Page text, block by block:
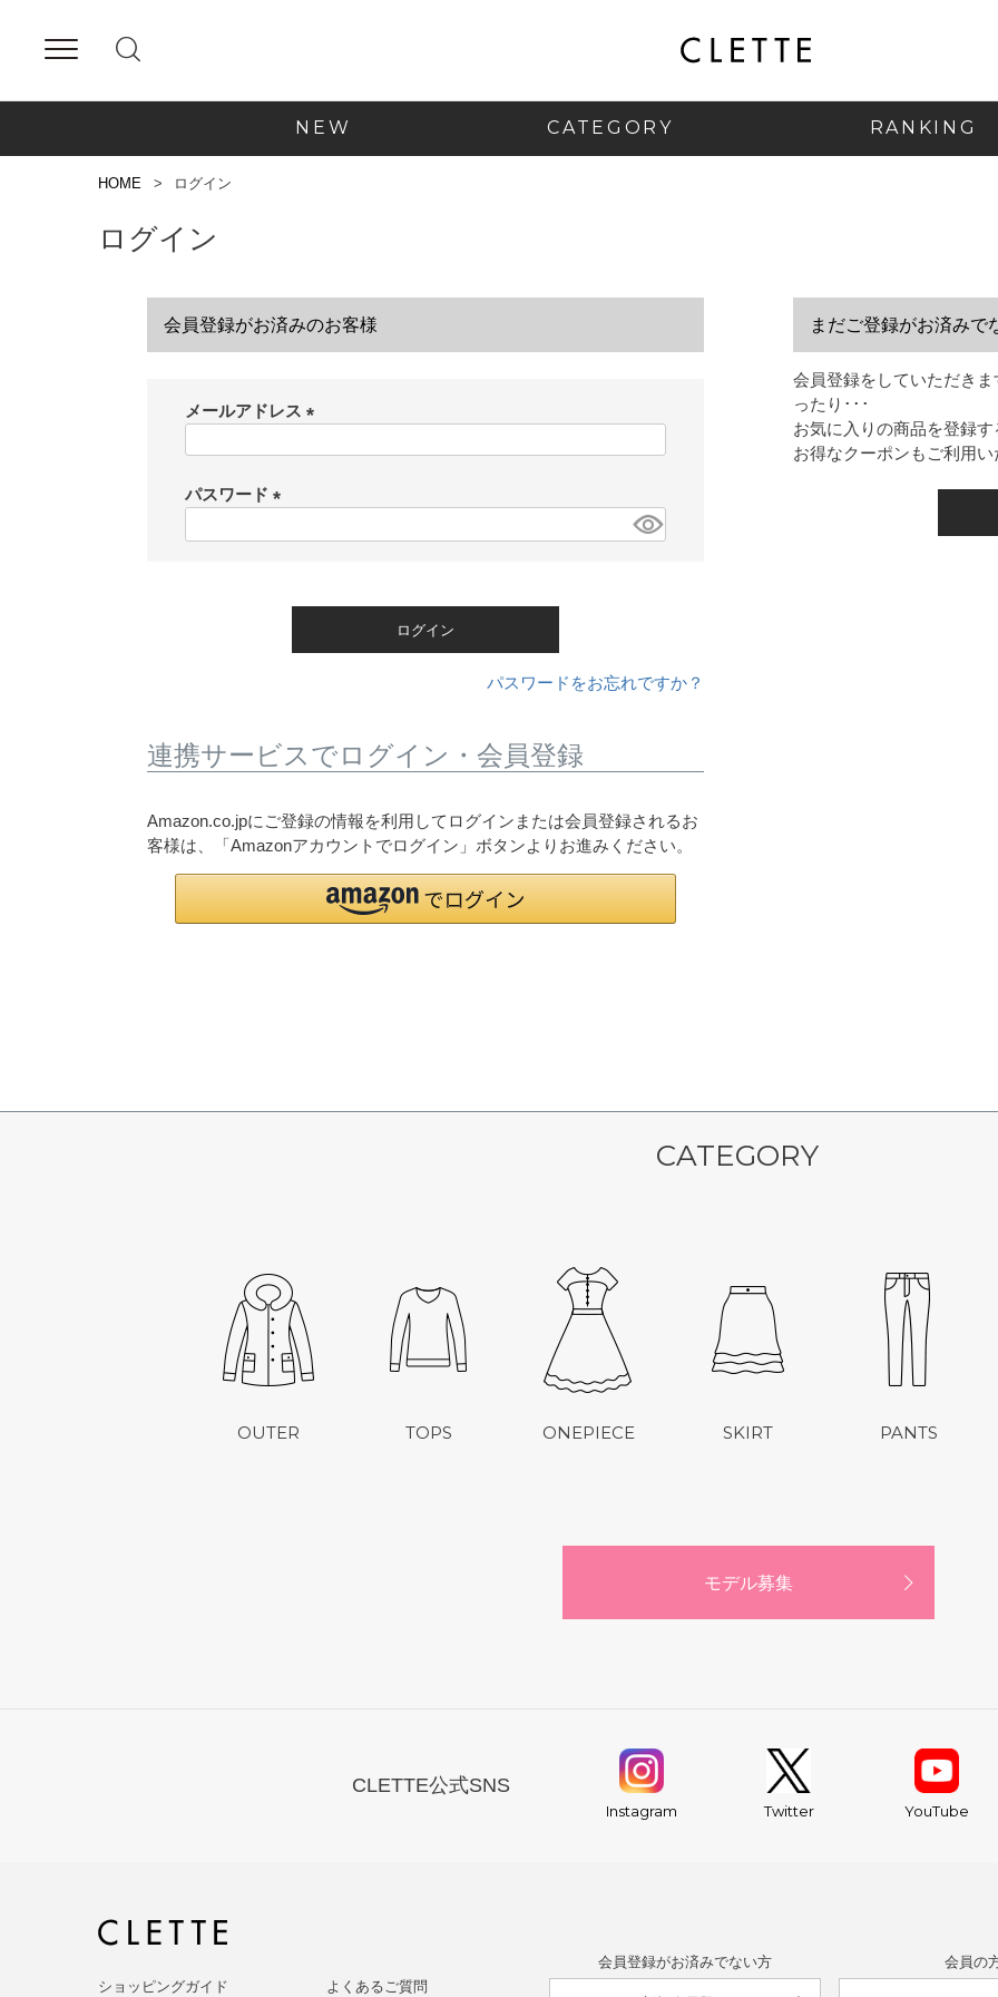
NEW CATEGORY RANKING
HOME ログイン
ログイン
会員登録がお済みのお客様
メールアドレス
パスワード
ログイン
パスワードをお忘れですか？
連携サービスでログイン・会員登録
Amazon.co.jpにご登録の情報を利用してログインまたは会員登録されるお
客様は、「Amazonアカウントでログイン」ボタンよりお進みください。
まだご登録がお済みで
会員登録をしていただき
ったり･･･
お気に入りの商品を登録
お得なクーポンもご利用
CATEGORY
OUTER TOPS ONEPIECE SKIRT PANTS
モデル募集
CLETTE公式SNS
Instagram Twitter YouTube
会員登録がお済みでない方 会員の
ショッピングガイド よくあるご質問